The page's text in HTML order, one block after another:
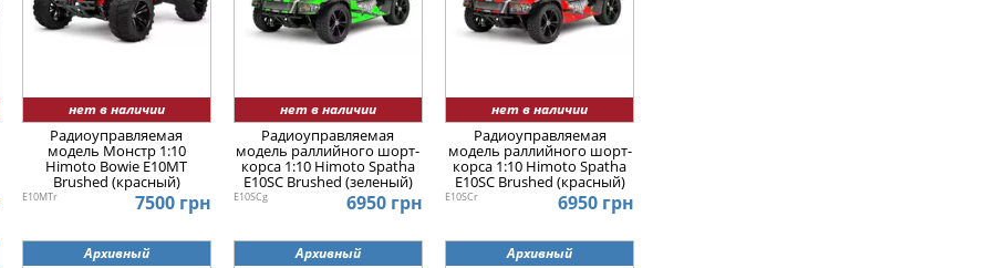
нет в наличии
Радиоуправляемая
модель Монстр 1:10
Himoto Bowie E10MT
Brushed (красный)
E10MTr 7500 грн
нет в наличии
Радиоуправляемая
модель раллийного шорт-
корса 1:10 Himoto Spatha
E10SC Brushed (зеленый)
E10SCg 6950 грн
нет в наличии
Радиоуправляемая
модель раллийного шорт-
корса 1:10 Himoto Spatha
E10SC Brushed (красный)
E10SCr 6950 грн
Архивный Архивный Архивный